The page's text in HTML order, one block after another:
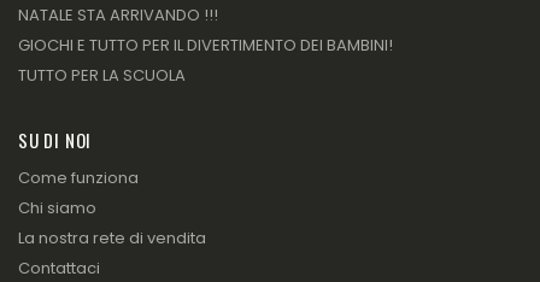
NATALE STA ARRIVANDO !!!
GIOCHI E TUTTO PER IL DIVERTIMENTO DEI BAMBINI!
TUTTO PER LA SCUOLA
SU DI NOI
Come funziona
Chi siamo
La nostra rete di vendita
Contattaci